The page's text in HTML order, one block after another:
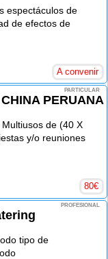
espectáculos de
de efectos de
A convenir
PARTICULAR
PERUANA
de (40 X
y/o reuniones
80€
PROFESIONAL
tipo de